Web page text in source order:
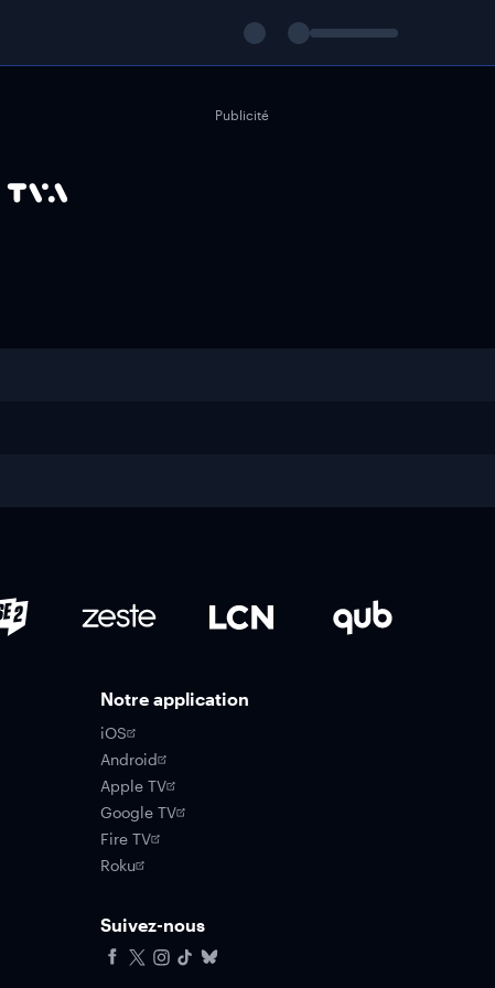
Publicité
Notre application
iOS
Android
Apple TV
Google TV
Fire TV
Roku
Suivez-nous